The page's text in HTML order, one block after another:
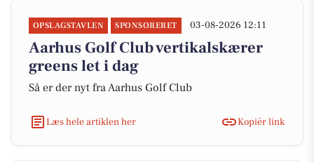
OPSLAGSTAVLEN SPONSORERET 03-08-2026 12:11
Aarhus Golf Club vertikalskærer
greens let i dag
Så er der nyt fra Aarhus Golf Club
Læs hele artiklen her Kopiér link